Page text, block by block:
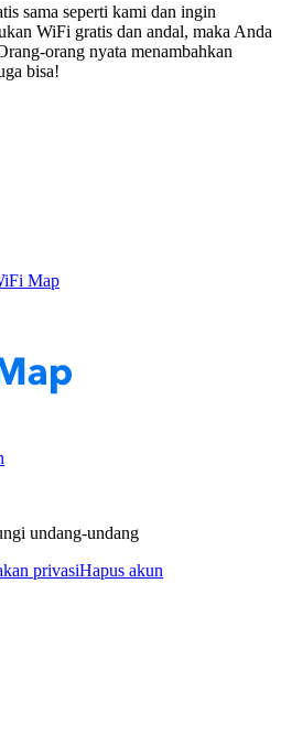
sama seperti kami dan ingin
WiFi gratis dan andal, maka Anda
orang nyata menambahkan
bisa!
Map
undang-undang
privasiHapus akun